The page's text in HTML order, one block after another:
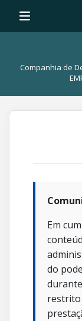
Companhia de
Em
do
restrito